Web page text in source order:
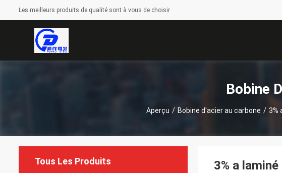
Les meilleurs produits de qualité sont à vous de choisir
Bobine
Aperçu / Bobine d'acier au carbone / 3%
Tous Les Produits
3% a